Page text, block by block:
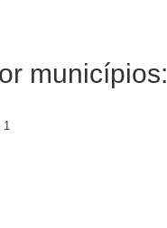
municípios:
1